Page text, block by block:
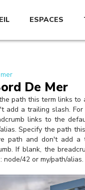
ESPACES
De Mer
path this term links to
add a trailing slash.
links to the
Specify the path
path and don't add a
If blank, the
node/42 or my/path/alias.